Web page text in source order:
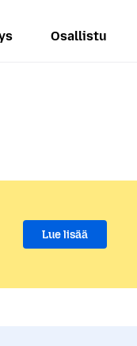
Osallistu
Lue lisää